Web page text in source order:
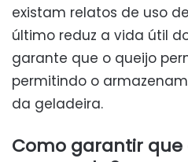
existam relatos de uso
último reduz a vida útil
garante que o queijo
permitindo o
da geladeira.
Como garantir que